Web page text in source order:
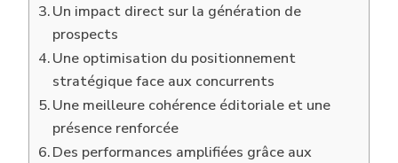
Un impact direct sur la génération de
prospects
Une optimisation du positionnement
stratégique face aux concurrents
Une meilleure cohérence éditoriale et une
présence renforcée
Des performances amplifiées grâce aux